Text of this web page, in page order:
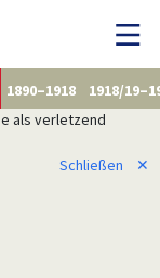
1890–1918
1918/
als verletzend
Schließen
✕